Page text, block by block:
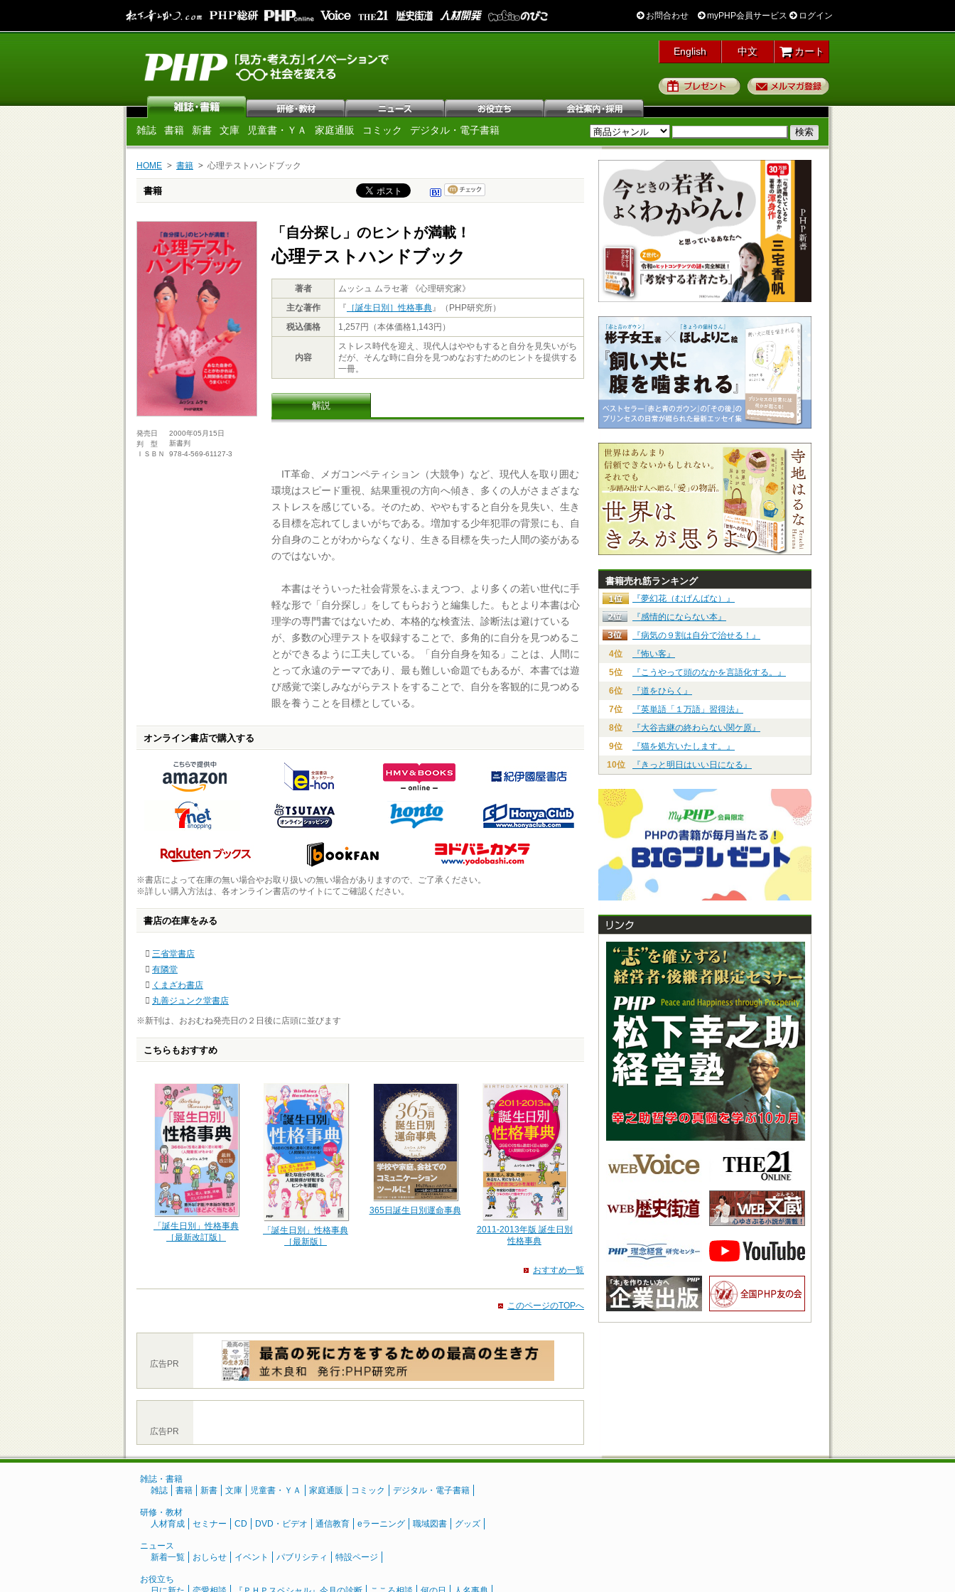
お問合わせ myPHP会員サービス ログイン
English 中文 カート
プレゼント
雑誌 書籍 新書 文庫 児童書・ＹＡ 家庭通販 コミック デジタル・電子書籍
HOME 書籍 心理テストハンドブック
書籍
発売日
2000年05月15日
判 型
新書判
ＩＳＢＮ
978-4-569-61127-3
「自分探し」のヒントが満載！
心理テストハンドブック
著者
ムッシュ ムラセ著 《心理研究家》
主な著作
『 ［誕生日別］性格事典』（PHP研究所）
税込価格
1,257円（本体価格1,143円）
内容
ストレス時代を迎え、現代人はややもすると自分を見失いがち
だが、そんな時に自分を見つめなおすためのヒントを提供する
一冊。
解説
IT革命、メガコンペティション（大競争）など、現代人を取り囲む
環境はスピード重視、結果重視の方向へ傾き、多くの人がさまざまな
ストレスを感じている。そのため、ややもすると自分を見失い、生き
る目標を忘れてしまいがちである。増加する少年犯罪の背景にも、自
分自身のことがわからなくなり、生きる目標を失った人間の姿がある
のではないか。
本書はそういった社会背景をふまえつつ、より多くの若い世代に手
軽な形で「自分探し」をしてもらおうと編集した。もとより本書は心
理学の専門書ではないため、本格的な検査法、診断法は避けている
が、多数の心理テストを収録することで、多角的に自分を見つめるこ
とができるように工夫している。「自分自身を知る」ことは、人間に
とって永遠のテーマであり、最も難しい命題でもあるが、本書では遊
び感覚で楽しみながらテストをすることで、自分を客観的に見つめる
眼を養うことを目標としている。
オンライン書店で購入する
※書店によって在庫の無い場合やお取り扱いの無い場合がありますので、ご了承ください。
※詳しい購入方法は、各オンライン書店のサイトにてご確認ください。
書店の在庫をみる
三省堂書店
有隣堂
くまざわ書店
丸善ジュンク堂書店
※新刊は、おおむね発売日の２日後に店頭に並びます
こちらもおすすめ
「誕生日別」性格事典
［最新改訂版］
「誕生日別」性格事典
［最新版］
365日誕生日別運命事典
2011-2013年版 誕生日別
性格事典
おすすめ一覧
このページのTOPへ
広告PR
広告PR
書籍売れ筋ランキング
『夢幻花（むげんばな）』
『感情的にならない本』
『病気の９割は自分で治せる！』
4位
『怖い客』
5位
『こうやって頭のなかを言語化する。』
6位
『道をひらく』
7位
『英単語「１万語」習得法』
8位
『大谷吉継の終わらない関ケ原』
9位
『猫を処方いたします。』
10位
『きっと明日はいい日になる』
雑誌・書籍
雑誌
書籍 新書 文庫 児童書・ＹＡ 家庭通販 コミック デジタル・電子書籍
研修・教材
人材育成
セミナー CD DVD・ビデオ 通信教育 eラーニング 職域図書 グッズ
ニュース
新着一覧
おしらせ イベント パブリシティ 特設ページ
お役立ち